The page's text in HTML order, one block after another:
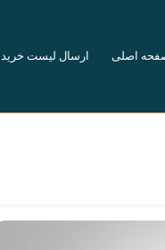
ارسال لیست خرید اصلی